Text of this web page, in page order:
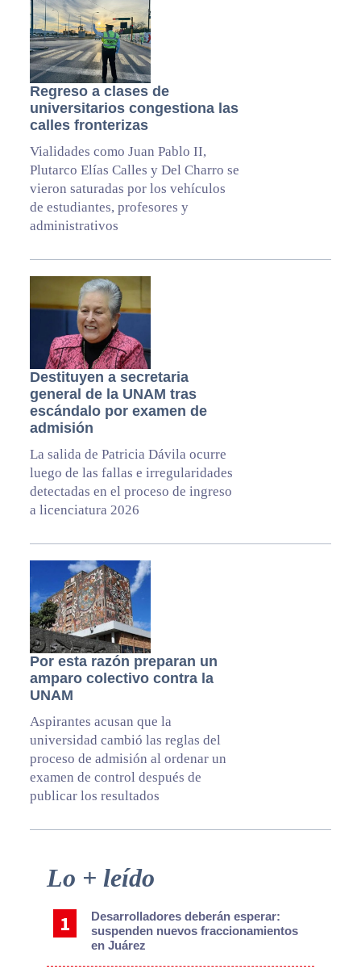
Regreso a clases de
universitarios congestiona las
calles fronterizas
Vialidades como Juan Pablo II,
Plutarco Elías Calles y Del Charro se
vieron saturadas por los vehículos
de estudiantes, profesores y
administrativos
Destituyen a secretaria
general de la UNAM tras
escándalo por examen de
admisión
La salida de Patricia Dávila ocurre
luego de las fallas e irregularidades
detectadas en el proceso de ingreso
a licenciatura 2026
Por esta razón preparan un
amparo colectivo contra la
UNAM
Aspirantes acusan que la
universidad cambió las reglas del
proceso de admisión al ordenar un
examen de control después de
publicar los resultados
Primary
Lo + leído
Desarrolladores deberán esperar:
suspenden nuevos fraccionamientos
en Juárez